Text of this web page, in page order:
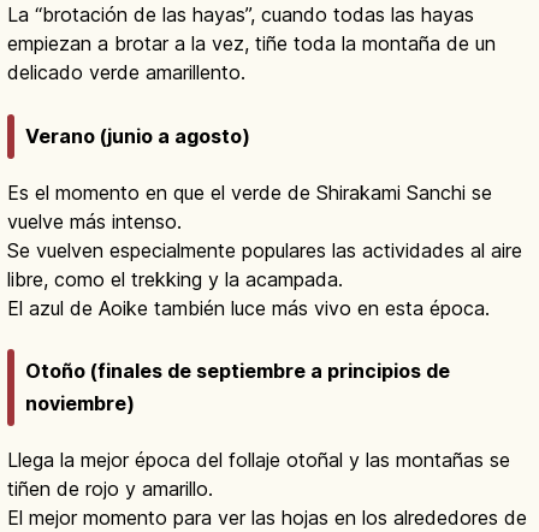
La “brotación de las hayas”, cuando todas las hayas
empiezan a brotar a la vez, tiñe toda la montaña de un
delicado verde amarillento.
Verano (junio a agosto)
Es el momento en que el verde de Shirakami Sanchi se
vuelve más intenso.
Se vuelven especialmente populares las actividades al aire
libre, como el trekking y la acampada.
El azul de Aoike también luce más vivo en esta época.
Otoño (finales de septiembre a principios de
noviembre)
Llega la mejor época del follaje otoñal y las montañas se
tiñen de rojo y amarillo.
El mejor momento para ver las hojas en los alrededores de